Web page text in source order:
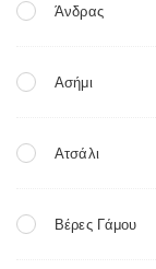
Άνδρας
Ασήμι
Ατσάλι
Βέρες Γάμου